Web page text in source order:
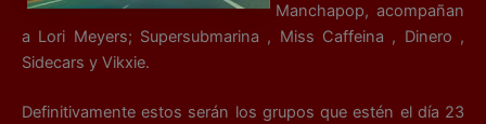
Manchapop, acompañan
a Lori Meyers; Supersubmarina , Miss Caffeina , Dinero ,
Sidecars y Vikxie.
Definitivamente estos serán los grupos que estén el día 23